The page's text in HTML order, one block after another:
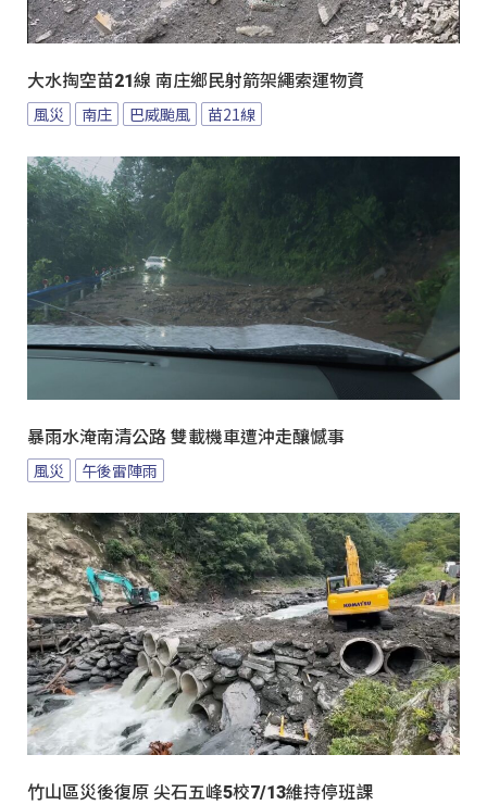
大水掏空苗21線 南庄鄉民射箭架繩索運物資
風災 南庄 巴威颱風 苗21線
暴雨水淹南清公路 雙載機車遭沖走釀憾事
風災 午後雷陣雨
竹山區災後復原 尖石五峰5校7/13維持停班課